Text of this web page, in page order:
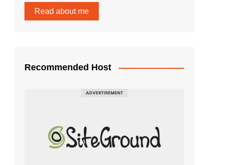
Read about me
Recommended Host